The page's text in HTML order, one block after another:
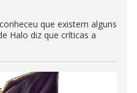
que existem alguns
Halo diz que críticas a